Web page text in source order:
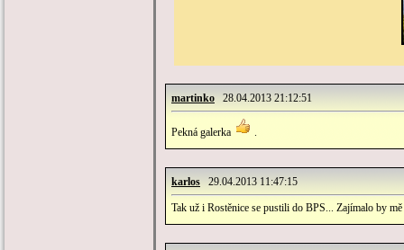
martinko 28.04.2013 21:12:51
Pekná galerka .
karlos 29.04.2013 11:47:15
Tak už i Rostěnice se pustili do BPS... Zajímalo by